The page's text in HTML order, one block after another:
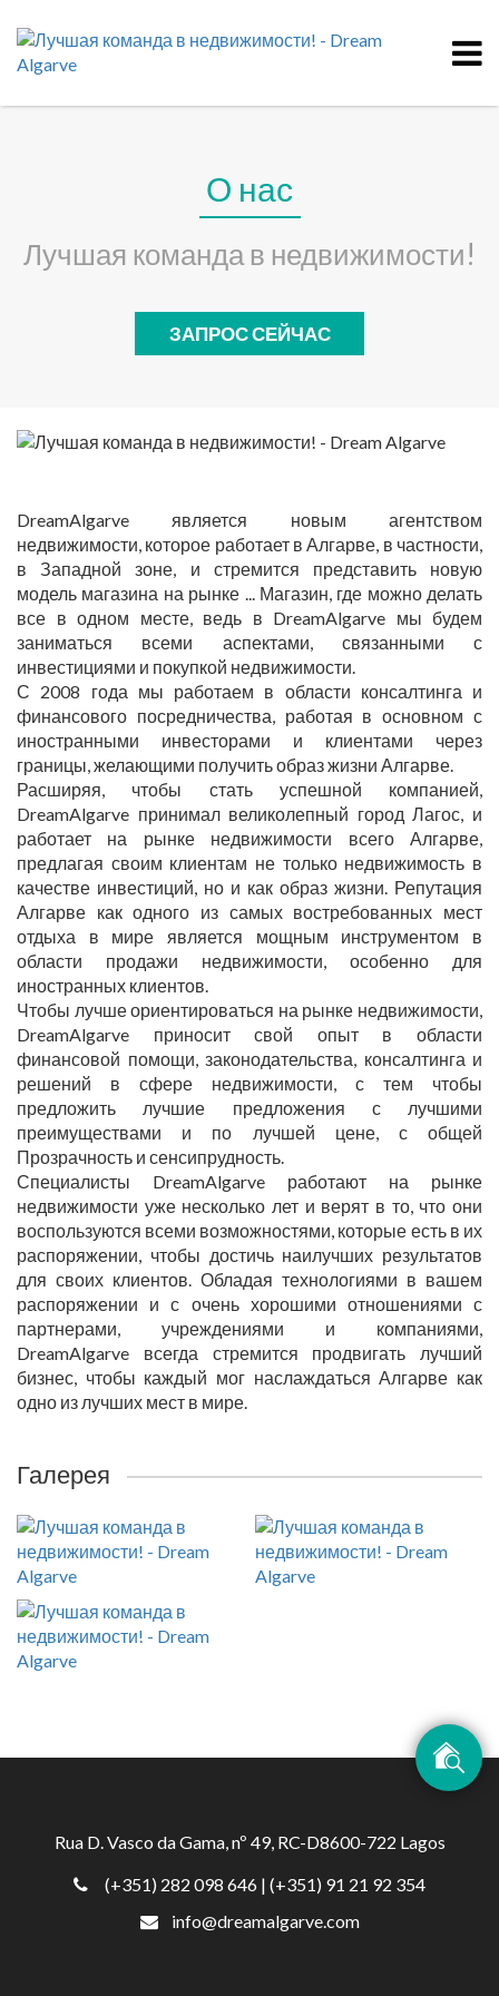
О нас
Лучшая команда в недвижимости!
ЗАПРОС СЕЙЧАС
DreamAlgarve является новым агентством
недвижимости, которое работает в Алгарве, в частности,
в Западной зоне, и стремится представить новую
модель магазина на рынке ... Магазин, где можно делать
все в одном месте, ведь в DreamAlgarve мы будем
заниматься всеми аспектами, связанными с
инвестициями и покупкой недвижимости.
С 2008 года мы работаем в области консалтинга и
финансового посредничества, работая в основном с
иностранными инвесторами и клиентами через
границы, желающими получить образ жизни Алгарве.
Расширяя, чтобы стать успешной компанией,
DreamAlgarve принимал великолепный город Лагос, и
работает на рынке недвижимости всего Алгарве,
предлагая своим клиентам не только недвижимость в
качестве инвестиций, но и как образ жизни. Репутация
Алгарве как одного из самых востребованных мест
отдыха в мире является мощным инструментом в
области продажи недвижимости, особенно для
иностранных клиентов.
Чтобы лучше ориентироваться на рынке недвижимости,
DreamAlgarve приносит свой опыт в области
финансовой помощи, законодательства, консалтинга и
решений в сфере недвижимости, с тем чтобы
предложить лучшие предложения с лучшими
преимуществами и по лучшей цене, с общей
Прозрачность и сенсипрудность.
Специалисты DreamAlgarve работают на рынке
недвижимости уже несколько лет и верят в то, что они
воспользуются всеми возможностями, которые есть в их
распоряжении, чтобы достичь наилучших результатов
для своих клиентов. Обладая технологиями в вашем
распоряжении и с очень хорошими отношениями с
партнерами, учреждениями и компаниями,
DreamAlgarve всегда стремится продвигать лучший
бизнес, чтобы каждый мог наслаждаться Алгарве как
одно из лучших мест в мире.
Галерея
Rua D. Vasco da Gama, nº 49, RC-D8600-722 Lagos
(+351) 282 098 646 | (+351) 91 21 92 354
info@dreamalgarve.com